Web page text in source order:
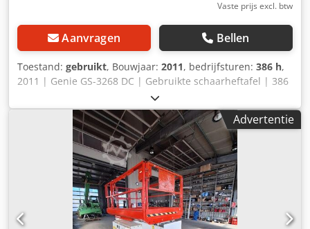
Vaste prijs excl. btw
Aanvragen Bellen
Toestand: gebruikt, Bouwjaar: 2011, bedrijfsturen: 386 h,
2011 | Genie GS-3268 DC | Gebruikte schaarheftafel | 386
uur 📍Locatie: Zwitserland 🚛 Levering mogelijk tot uw
locatie – Gebruik onze verzendcalculator om de
transportkosten te berekenen! 💰 Koop nu voor € 10.500 of
doe een bod. Betaling bij levering mogelijk tegen een
aantrekkelijke prijs (onder voorbehoud van goedkeuring)*
👷‍♂️ Geïnspecteerd door een onafhankelijke expert 28
inspectiepunten, 24 goedgekeurd ✅, 4 met opmerkingen ℹ️,
0 afwijzingen ⚠️ 📌 Opmerking van de inspecteur: 📄 Wilt u
de volledige inspectie, extra foto's of een video bekijken?
Tip: Het referentienummer "41053 Equippo" wordt vaak
Advertentie